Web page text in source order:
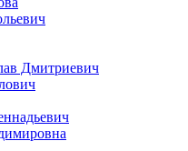
Дмитриевич